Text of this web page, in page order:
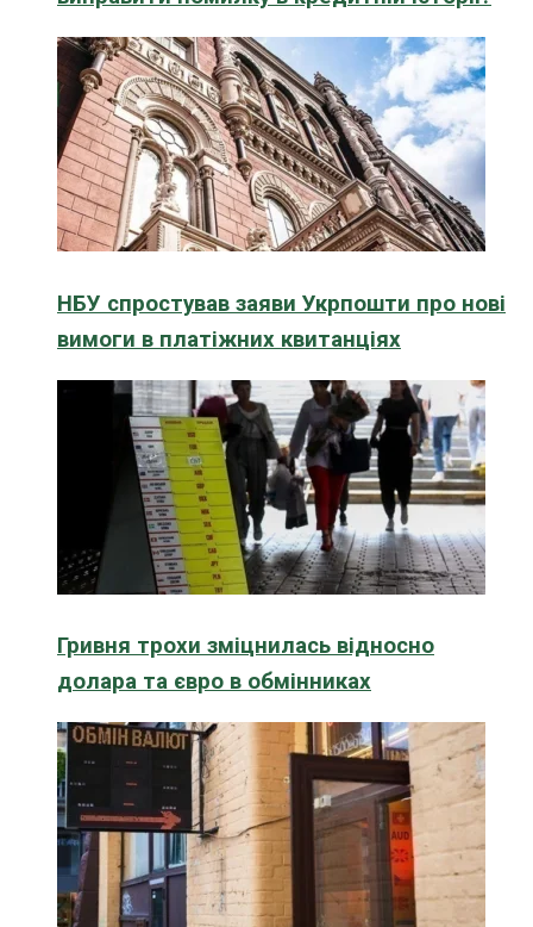
НБУ спростував заяви Укрпошти про нові
вимоги в платіжних квитанціях
Гривня трохи зміцнилась відносно
долара та євро в обмінниках